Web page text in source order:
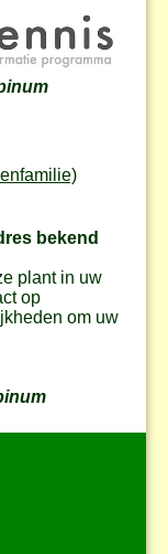
bekend
plant in uw
op
om uw